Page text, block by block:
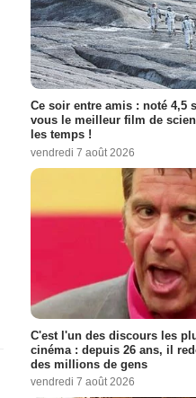
Ce soir entre amis : noté 4,5
vous le meilleur film de
les temps !
vendredi 7 août 2026
C'est l'un des discours les
cinéma : depuis 26 ans, il
des millions de gens
vendredi 7 août 2026